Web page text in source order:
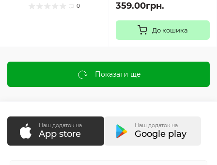
0 359.00грн.
До кошика
Показати ще
Наш додаток на
App store
Наш додаток на
Google play